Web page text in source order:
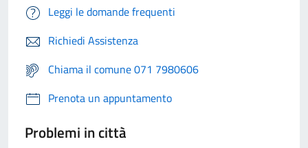
Leggi le domande frequenti
Richiedi Assistenza
Chiama il comune 071 7980606
Prenota un appuntamento
Problemi in città